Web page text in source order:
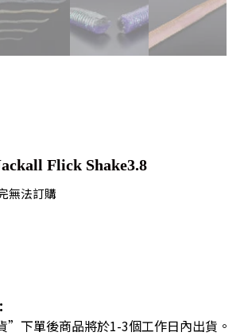
Flick Shake3.8
無法訂購
下單後商品將於1-3個工作日內出貨。